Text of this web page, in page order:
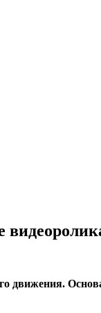
движения.